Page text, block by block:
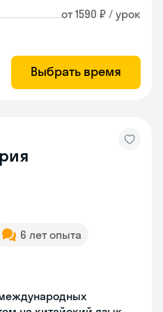
от 1590 ₽ / урок
Выбрать время
6 лет опыта